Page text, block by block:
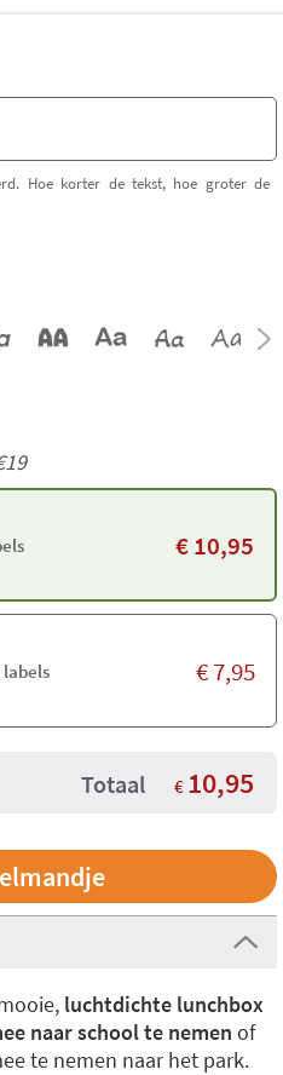
Hoe korter de tekst, hoe groter de
€10,95
€7,95
Totaal € 10,95
luchtdichte lunchbox
naar school te nemen of
te nemen naar het park.